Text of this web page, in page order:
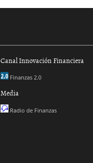
Canal Innovación Financiera
Finanzas 2.0
Media
Radio de Finanzas